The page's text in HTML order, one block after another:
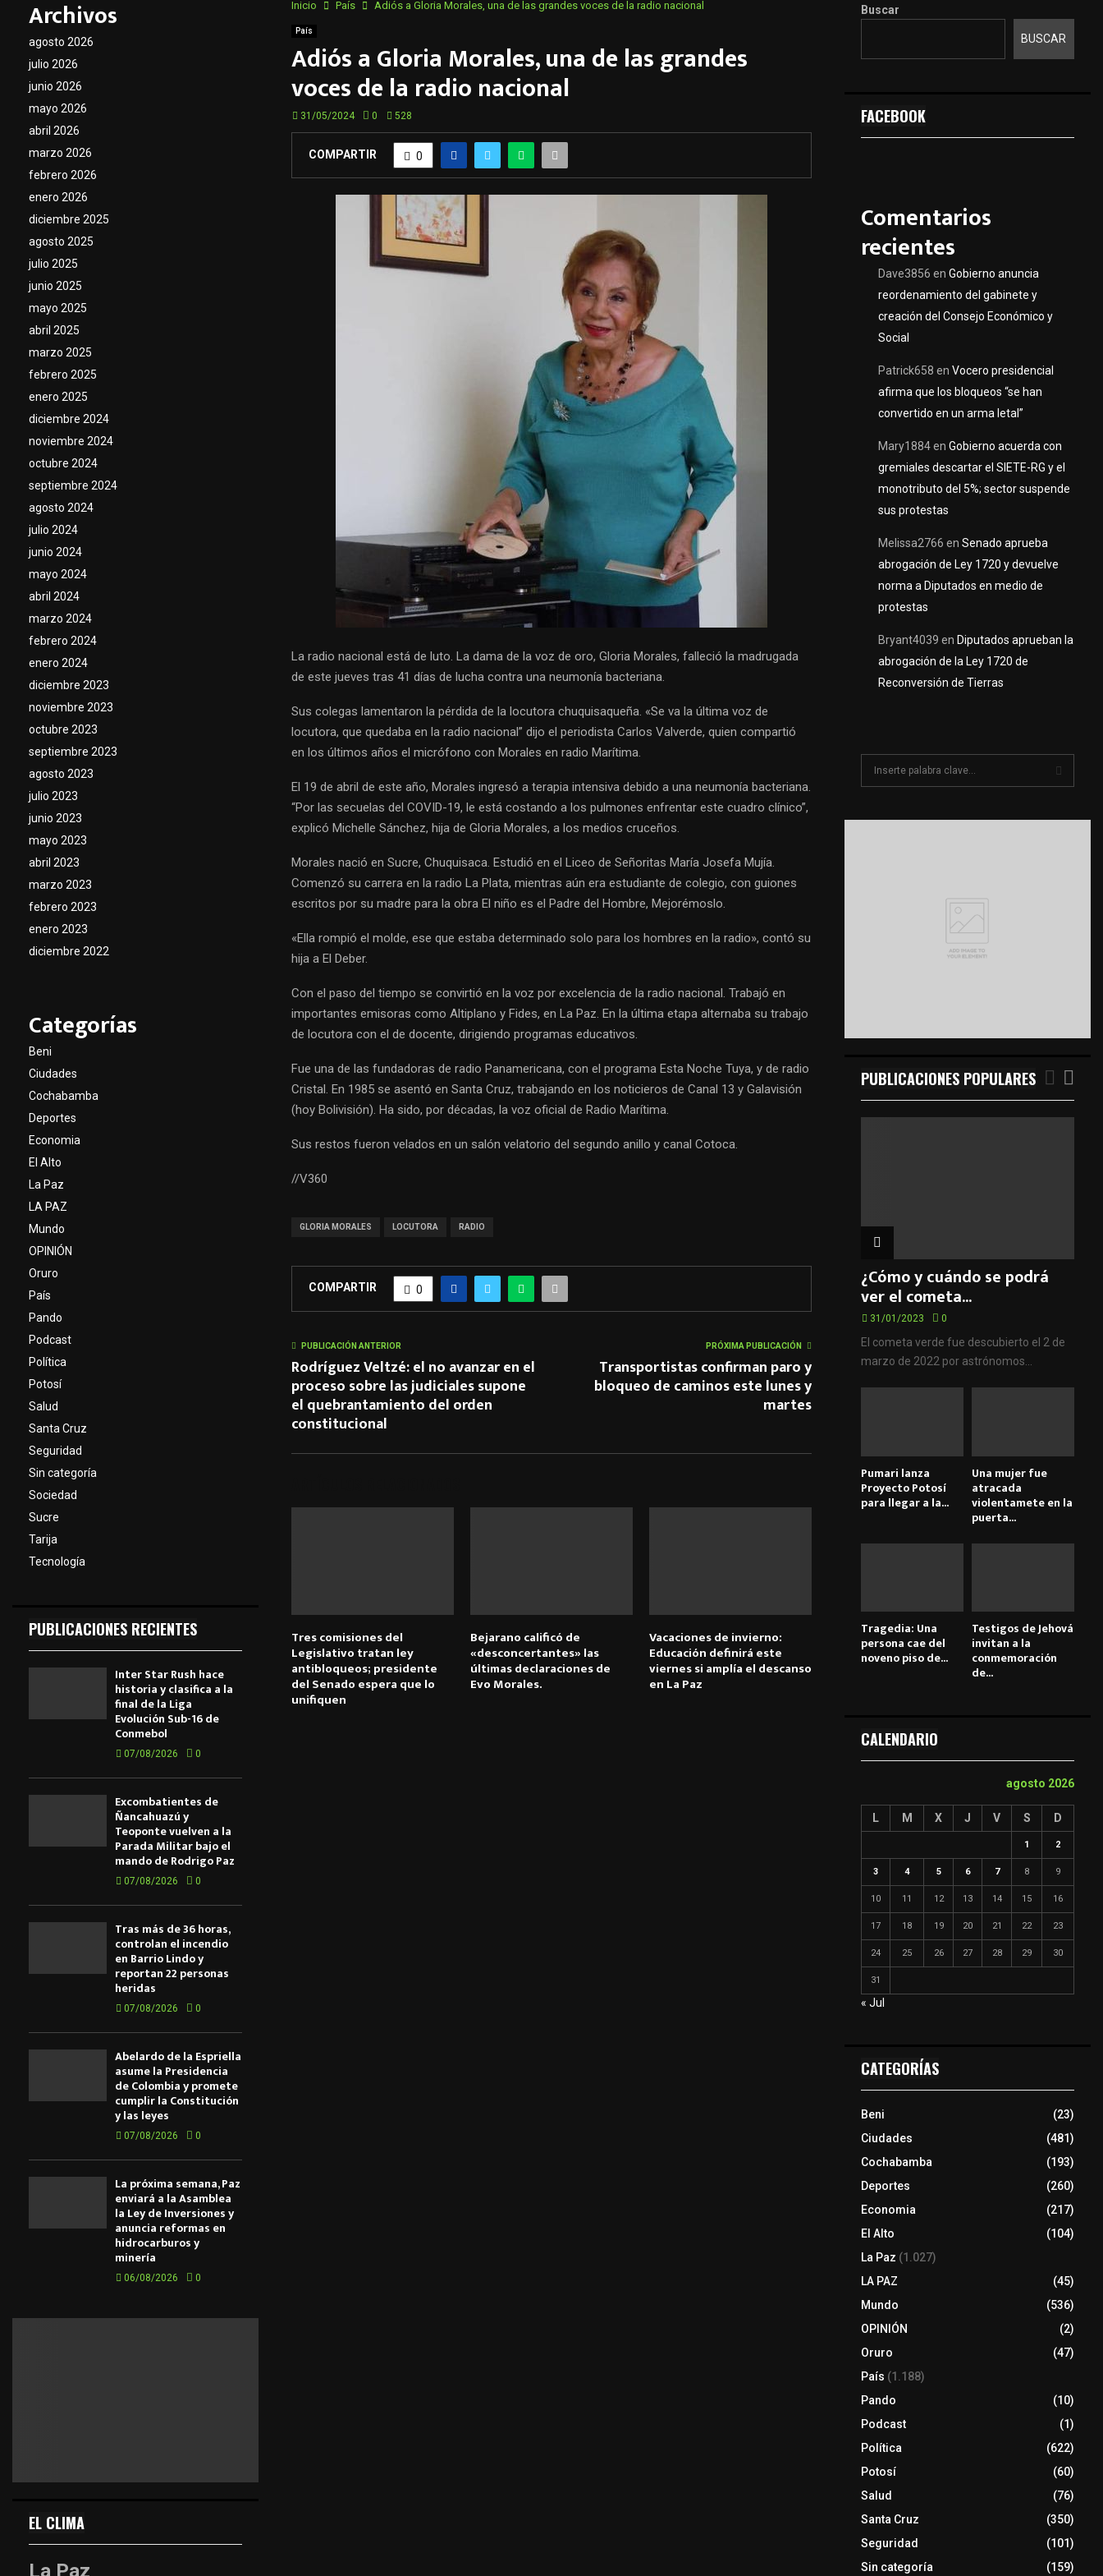
Inicio País Adiós a Gloria Morales, una de las grandes voces de la radio nacional
País
Adiós a Gloria Morales, una de las grandes
voces de la radio nacional
31/05/2024 0 528
COMPARTIR 0
La radio nacional está de luto. La dama de la voz de oro, Gloria Morales, falleció la madrugada
de este jueves tras 41 días de lucha contra una neumonía bacteriana.
Sus colegas lamentaron la pérdida de la locutora chuquisaqueña. «Se va la última voz de
locutora, que quedaba en la radio nacional” dijo el periodista Carlos Valverde, quien compartió
en los últimos años el micrófono con Morales en radio Marítima.
El 19 de abril de este año, Morales ingresó a terapia intensiva debido a una neumonía bacteriana.
“Por las secuelas del COVID-19, le está costando a los pulmones enfrentar este cuadro clínico”,
explicó Michelle Sánchez, hija de Gloria Morales, a los medios cruceños.
Morales nació en Sucre, Chuquisaca. Estudió en el Liceo de Señoritas María Josefa Mujía.
Comenzó su carrera en la radio La Plata, mientras aún era estudiante de colegio, con guiones
escritos por su madre para la obra El niño es el Padre del Hombre, Mejorémoslo.
«Ella rompió el molde, ese que estaba determinado solo para los hombres en la radio», contó su
hija a El Deber.
Con el paso del tiempo se convirtió en la voz por excelencia de la radio nacional. Trabajó en
importantes emisoras como Altiplano y Fides, en La Paz. En la última etapa alternaba su trabajo
de locutora con el de docente, dirigiendo programas educativos.
Fue una de las fundadoras de radio Panamericana, con el programa Esta Noche Tuya, y de radio
Cristal. En 1985 se asentó en Santa Cruz, trabajando en los noticieros de Canal 13 y Galavisión
(hoy Bolivisión). Ha sido, por décadas, la voz oficial de Radio Marítima.
Sus restos fueron velados en un salón velatorio del segundo anillo y canal Cotoca.
//V360
GLORIA MORALES LOCUTORA RADIO
COMPARTIR 0
PUBLICACIÓN ANTERIOR
Rodríguez Veltzé: el no avanzar en el
proceso sobre las judiciales supone
el quebrantamiento del orden
constitucional
PRÓXIMA PUBLICACIÓN
Transportistas confirman paro y
bloqueo de caminos este lunes y
martes
Tres comisiones del
Legislativo tratan ley
antibloqueos; presidente
del Senado espera que lo
unifiquen
Bejarano calificó de
«desconcertantes» las
últimas declaraciones de
Evo Morales.
Vacaciones de invierno:
Educación definirá este
viernes si amplía el descanso
en La Paz
Archivos
agosto 2026
julio 2026
junio 2026
mayo 2026
abril 2026
marzo 2026
febrero 2026
enero 2026
diciembre 2025
agosto 2025
julio 2025
junio 2025
mayo 2025
abril 2025
marzo 2025
febrero 2025
enero 2025
diciembre 2024
noviembre 2024
octubre 2024
septiembre 2024
agosto 2024
julio 2024
junio 2024
mayo 2024
abril 2024
marzo 2024
febrero 2024
enero 2024
diciembre 2023
noviembre 2023
octubre 2023
septiembre 2023
agosto 2023
julio 2023
junio 2023
mayo 2023
abril 2023
marzo 2023
febrero 2023
enero 2023
diciembre 2022
Categorías
Beni
Ciudades
Cochabamba
Deportes
Economia
El Alto
La Paz
LA PAZ
Mundo
OPINIÓN
Oruro
País
Pando
Podcast
Política
Potosí
Salud
Santa Cruz
Seguridad
Sin categoría
Sociedad
Sucre
Tarija
Tecnología
PUBLICACIONES RECIENTES
Inter Star Rush hace
historia y clasifica a la
final de la Liga
Evolución Sub-16 de
Conmebol
07/08/2026 0
Excombatientes de
Ñancahuazú y
Teoponte vuelven a la
Parada Militar bajo el
mando de Rodrigo Paz
07/08/2026 0
Tras más de 36 horas,
controlan el incendio
en Barrio Lindo y
reportan 22 personas
heridas
07/08/2026 0
Abelardo de la Espriella
asume la Presidencia
de Colombia y promete
cumplir la Constitución
y las leyes
07/08/2026 0
La próxima semana, Paz
enviará a la Asamblea
la Ley de Inversiones y
anuncia reformas en
hidrocarburos y
minería
06/08/2026 0
EL CLIMA
La Paz
Buscar
BUSCAR
FACEBOOK
Comentarios
recientes
Dave3856 en Gobierno anuncia
reordenamiento del gabinete y
creación del Consejo Económico y
Social
Patrick658 en Vocero presidencial
afirma que los bloqueos “se han
convertido en un arma letal”
Mary1884en Gobierno acuerda con
gremiales descartar el SIETE-RG y el
monotributo del 5%; sector suspende
sus protestas
Melissa2766 en Senado aprueba
abrogación de Ley 1720 y devuelve
norma a Diputados en medio de
protestas
Bryant4039 en Diputados aprueban la
abrogación de la Ley 1720 de
Reconversión de Tierras
PUBLICACIONES POPULARES
¿Cómo y cuándo se podrá
ver el cometa...
31/01/2023 0
El cometa verde fue descubierto el 2 de
marzo de 2022 por astrónomos...
Pumari lanza
Proyecto Potosí
para llegar a la...
Una mujer fue
atracada
violentamete en la
puerta...
Tragedia: Una
persona cae del
noveno piso de...
Testigos de Jehová
invitan a la
conmemoración
de...
CALENDARIO
agosto 2026
L M X J V S D
1 2
3 4 5 6 7 8 9
10 11 12 13 14 15 16
17 18 19 20 21 22 23
24 25 26 27 28 29 30
31
« Jul
CATEGORÍAS
Beni
(23)
Ciudades
(481)
Cochabamba
(193)
Deportes
(260)
Economia
(217)
El Alto
(104)
La Paz (1.027)
LA PAZ
(45)
Mundo
(536)
OPINIÓN
(2)
Oruro
(47)
País (1.188)
Pando
(10)
Podcast
(1)
Política
(622)
Potosí
(60)
Salud
(76)
Santa Cruz
(350)
Seguridad
(101)
Sin categoría
(159)